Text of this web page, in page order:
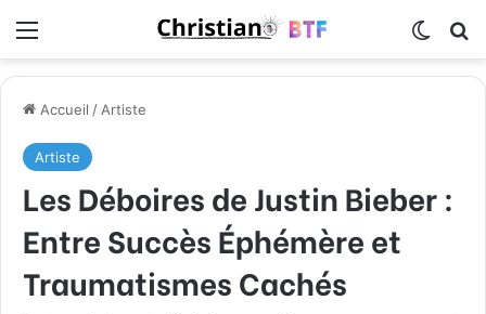
Accueil / Artiste
Artiste
Les Déboires de Justin Bieber :
Entre Succès Éphémère et
Traumatismes Cachés